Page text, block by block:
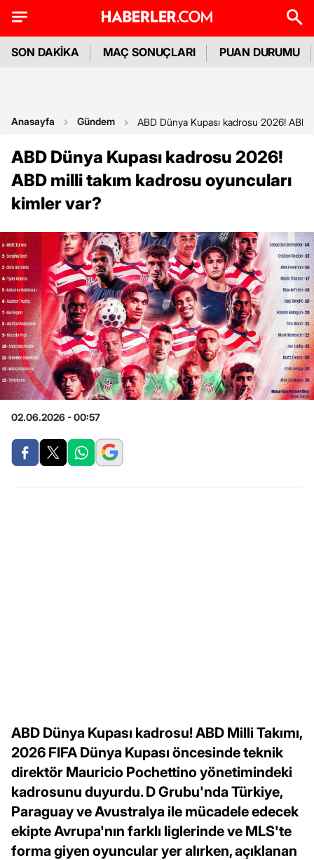
SON DAKİKA MAÇ SONUÇLARI PUAN DURUMU
Anasayfa Gündem ABD Dünya Kupası kadrosu 2026! ABD
ABD Dünya Kupası kadrosu 2026!
ABD milli takım kadrosu oyuncuları
kimler var?
02.06.2026 - 00:57
ABD Dünya Kupası kadrosu! ABD Milli Takımı,
2026 FIFA Dünya Kupası öncesinde teknik
direktör Mauricio Pochettino yönetimindeki
kadrosunu duyurdu. D Grubu'nda Türkiye,
Paraguay ve Avustralya ile mücadele edecek
ekipte Avrupa'nın farklı liglerinde ve MLS'te
forma giyen oyuncular yer alırken, açıklanan